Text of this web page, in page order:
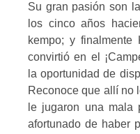
Su gran pasión son
los cinco años
kempo; y
convirtió en el
la oportunidad de
Reconoce que allí no
le jugaron una mala
afortunado de haber